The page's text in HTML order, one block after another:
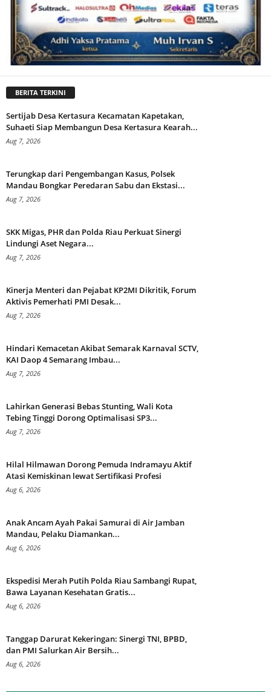
BERITA TERKINI
Sertijab Desa Kertasura Kecamatan Kapetakan,
Suhaeti Siap Membangun Desa Kertasura Kearah...
Aug 7, 2026
Terungkap dari Pengembangan Kasus, Polsek
Mandau Bongkar Peredaran Sabu dan Ekstasi...
Aug 7, 2026
SKK Migas, PHR dan Polda Riau Perkuat Sinergi
Lindungi Aset Negara...
Aug 7, 2026
Kinerja Menteri dan Pejabat KP2MI Dikritik, Forum
Aktivis Pemerhati PMI Desak...
Aug 7, 2026
Hindari Kemacetan Akibat Semarak Karnaval SCTV,
KAI Daop 4 Semarang Imbau...
Aug 7, 2026
Lahirkan Generasi Bebas Stunting, Wali Kota
Tebing Tinggi Dorong Optimalisasi SP3...
Aug 7, 2026
Hilal Hilmawan Dorong Pemuda Indramayu Aktif
Atasi Kemiskinan lewat Sertifikasi Profesi
Aug 6, 2026
Anak Ancam Ayah Pakai Samurai di Air Jamban
Mandau, Pelaku Diamankan...
Aug 6, 2026
Ekspedisi Merah Putih Polda Riau Sambangi Rupat,
Bawa Layanan Kesehatan Gratis...
Aug 6, 2026
Tanggap Darurat Kekeringan: Sinergi TNI, BPBD,
dan PMI Salurkan Air Bersih...
Aug 6, 2026